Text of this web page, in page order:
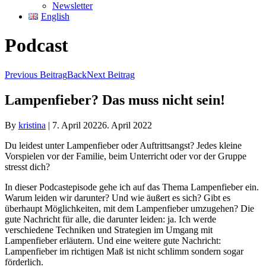
Newsletter
English
Podcast
Previous BeitragBackNext Beitrag
Lampenfieber? Das muss nicht sein!
By kristina | 7. April 20226. April 2022
Du leidest unter Lampenfieber oder Auftrittsangst? Jedes kleine
Vorspielen vor der Familie, beim Unterricht oder vor der Gruppe
stresst dich?
In dieser Podcastepisode gehe ich auf das Thema Lampenfieber ein.
Warum leiden wir darunter? Und wie äußert es sich? Gibt es
überhaupt Möglichkeiten, mit dem Lampenfieber umzugehen? Die
gute Nachricht für alle, die darunter leiden: ja. Ich werde
verschiedene Techniken und Strategien im Umgang mit
Lampenfieber erläutern. Und eine weitere gute Nachricht:
Lampenfieber im richtigen Maß ist nicht schlimm sondern sogar
förderlich.